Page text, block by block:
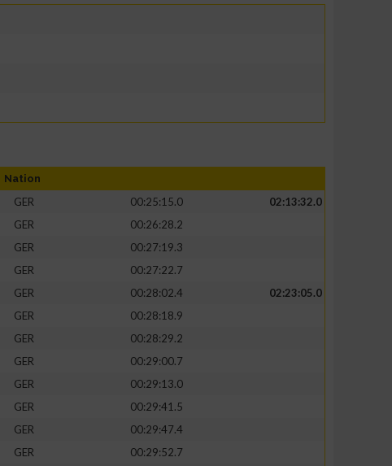
Nation
GER 00:25:15.0
02:13:32.0
GER
00:26:28.2
GER
00:27:19.3
GER
00:27:22.7
GER 00:28:02.4
02:23:05.0
GER
00:28:18.9
GER
00:28:29.2
GER
00:29:00.7
GER
00:29:13.0
GER
00:29:41.5
GER
00:29:47.4
GER
00:29:52.7